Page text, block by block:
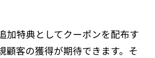
加特典としてクーポンを配布す
顧客の獲得が期待できます。そ